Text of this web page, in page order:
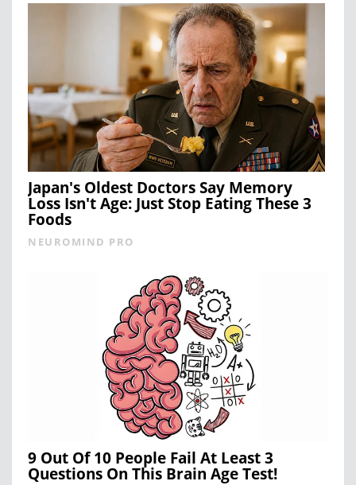
Japan's Oldest Doctors Say Memory
Loss Isn't Age: Just Stop Eating These 3
Foods
NEUROMIND PRO
9 Out Of 10 People Fail At Least 3
Questions On This Brain Age Test!